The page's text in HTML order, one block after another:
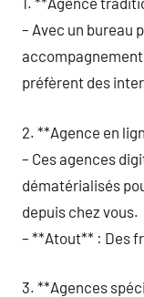
– Avec un bureau
préfèrent des
2. **Agence en
– Ces agences
dématérialisés
depuis chez vous.
– **Atout** : Des
3. **Agences